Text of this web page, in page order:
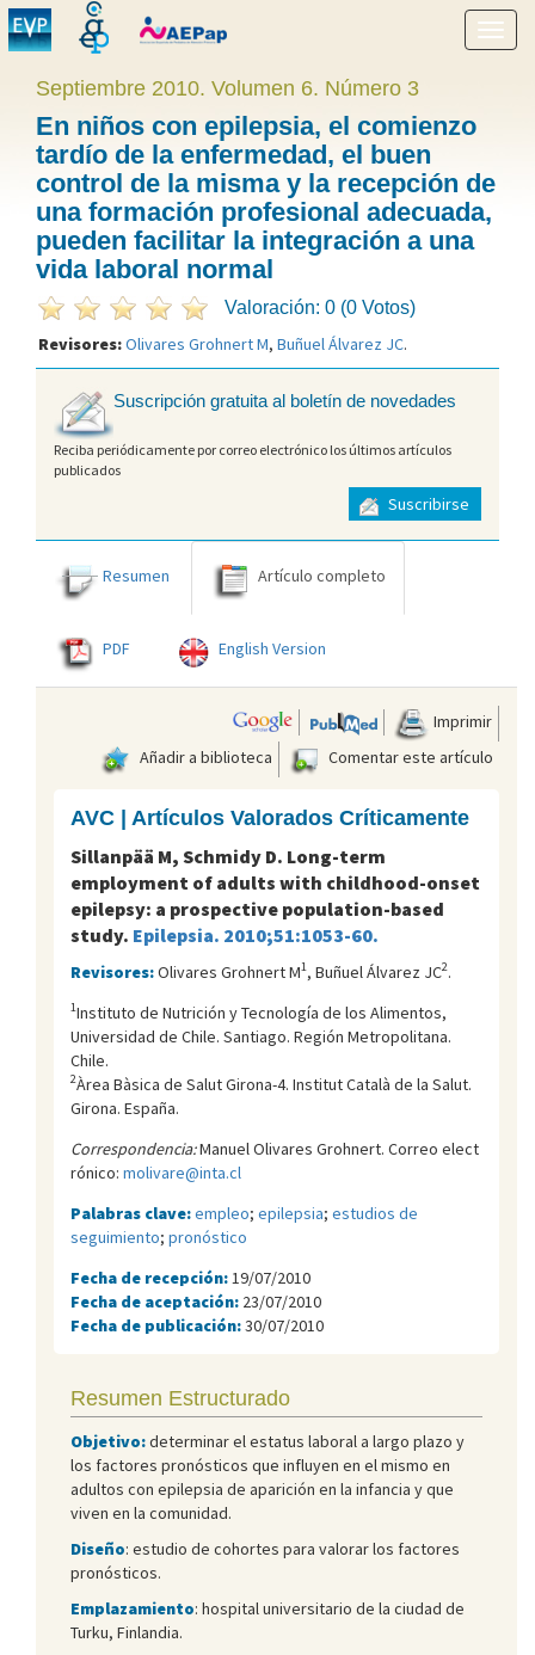
menú
Septiembre 2010. Volumen 6. Número 3
En niños con epilepsia, el comienzo
tardío de la enfermedad, el buen
control de la misma y la recepción de
una formación profesional adecuada,
pueden facilitar la integración a una
vida laboral normal
Valoración: 0 (0 Votos)
Revisores:Olivares Grohnert M, Buñuel Álvarez JC.
Suscripción gratuita al boletín de novedades
Reciba periódicamente por correo electrónico los últimos artículos
publicados
Suscribirse
Resumen Artículo completo
PDF English Version
Imprimir
Añadir a biblioteca
Comentar este artículo
AVC | Artículos Valorados Críticamente
Sillanpää M, Schmidy D. Long-term
employment of adults with childhood-onset
epilepsy: a prospective population-based
study. Epilepsia. 2010;51:1053-60.
Revisores:Olivares Grohnert M1, Buñuel Álvarez JC2.
1Instituto de Nutrición y Tecnología de los Alimentos,
Universidad de Chile. Santiago. Región Metropolitana.
Chile.
2Àrea Bàsica de Salut Girona-4. Institut Català de la Salut.
Girona. España.
Correspondencia:Manuel Olivares Grohnert. Correo elect
rónico: molivare@inta.cl
Palabras clave:empleo; epilepsia; estudios de
seguimiento; pronóstico
Fecha de recepción: 19/07/2010
Fecha de aceptación: 23/07/2010
Fecha de publicación:30/07/2010
Resumen Estructurado
Objetivo:determinar el estatus laboral a largo plazo y
los factores pronósticos que influyen en el mismo en
adultos con epilepsia de aparición en la infancia y que
viven en la comunidad.
Diseño: estudio de cohortes para valorar los factores
pronósticos.
Emplazamiento: hospital universitario de la ciudad de
Turku, Finlandia.